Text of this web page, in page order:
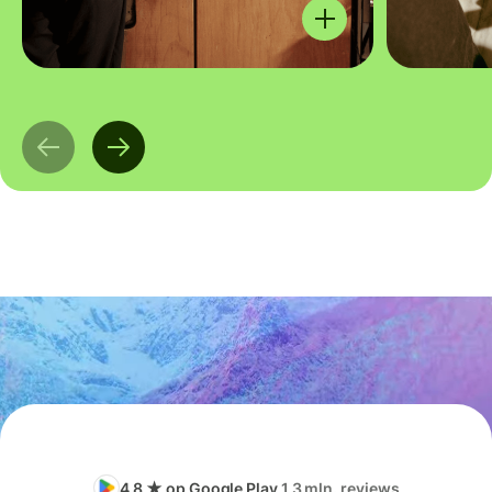
4.8 ★ op Google Play1,3 mln. reviews